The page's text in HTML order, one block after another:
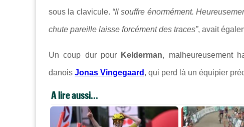
sous la clavicule. “Il souffre énormément.
chute pareille laisse forcément des traces”, avait
Un coup dur pour Kelderman, malheureusement
danois Jonas Vingegaard , qui perd là un équipier
A lire aussi...